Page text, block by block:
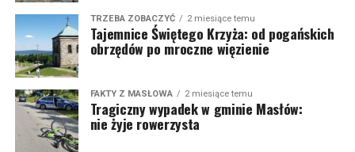
TRZEBA ZOBACZYĆ 2 miesiące temu
Tajemnice Świętego Krzyża: od pogańskich
obrzędów po mroczne więzienie
FAKTY Z MASŁOWA 2 miesiące temu
Tragiczny wypadek w gminie Masłów:
nie żyje rowerzysta